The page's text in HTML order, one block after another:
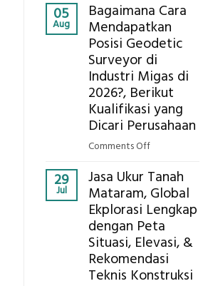
Estimasi
Biaya
Per
m²
untuk
Rumah
Sejuk
Tanpa
AC
Pemetaan
Drone
LiDAR
Mataram,
Global
Ekplorasi
Solusi
Pemetaan
05
Aug
Bagaimana Cara
Mendapatkan
Posisi Geodetic
Surveyor di
Industri Migas di
2026?, Berikut
Kualifikasi yang
Dicari Perusahaan
Comments Offon
Cara
Mendapatkan
Posisi
Geodetic
Surveyor
di
Industri
29
Jul
Jasa Ukur Tanah
Mataram, Global
Ekplorasi Lengkap
dengan Peta
Situasi, Elevasi, &
Rekomendasi
Teknis Konstruksi